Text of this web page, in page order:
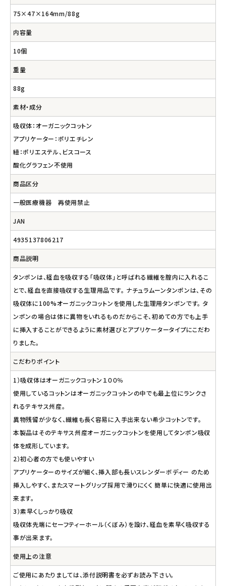
75×47×164mm/88g
内容量
10個
重量
88g
素材・成分
吸収体：オーガニックコットン
アプリケーター：ポリエチレン
紐：ポリエステル、ビスコース
酸化グラフェン不使用
商品区分
一般医療機器 再使用禁止
JAN
4935137806217
商品説明
タンポンは、経血を吸収する「吸収体」と呼ばれる繊維を腟内に入れるこ
とで、経血を直接吸収する生理用品です。 ナチュラムーンタンポンは、その
吸収体に100%オーガニックコットンを使用した生理用タンポンです。 タ
ンポンの場合は体に異物をいれるものだからこそ、初めての方でも上手
に挿入することができるように素材選びとアプリケータータイプにこだわ
りました。
こだわりポイント
1）吸収体はオーガニックコットン１００％
使用しているコットンはオーガニックコットンの中でも最上位にランクさ
れるテキサス州産。
異物残留が少なく、繊維も長く容易に入手出来ない希少コットンです。
本製品はそのテキサス州産オーガニックコットンを使用してタンポン吸収
体を成形しています。
2）初心者の方でも使いやすい
アプリケーターのサイズが細く、挿入部も長いスレンダーボディー のため
挿入しやすく、またスマートグリップ採用で滑りにくく 簡単に快適に使用出
来ます。
3）素早くしっかり吸収
吸収体先端にセーフティーホール（くぼみ）を設け、経血を素早く吸収する
事が出来ます。
使用上の注意
ご使用にあたりましては、添付説明書を必ずお読み下さい。